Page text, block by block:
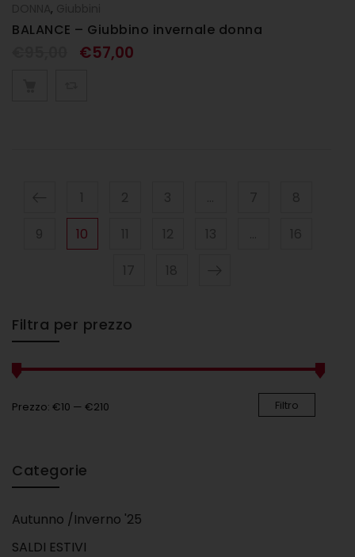
,
BALANCE – Giubbino invernale donna
€57,00
1 2 3 7
8
9
10 11 12 13
16
17
18
Filtra per prezzo
Filtro
Prezzo: €10 — €210
Categorie
Autunno /Inverno '25
SALDI ESTIVI